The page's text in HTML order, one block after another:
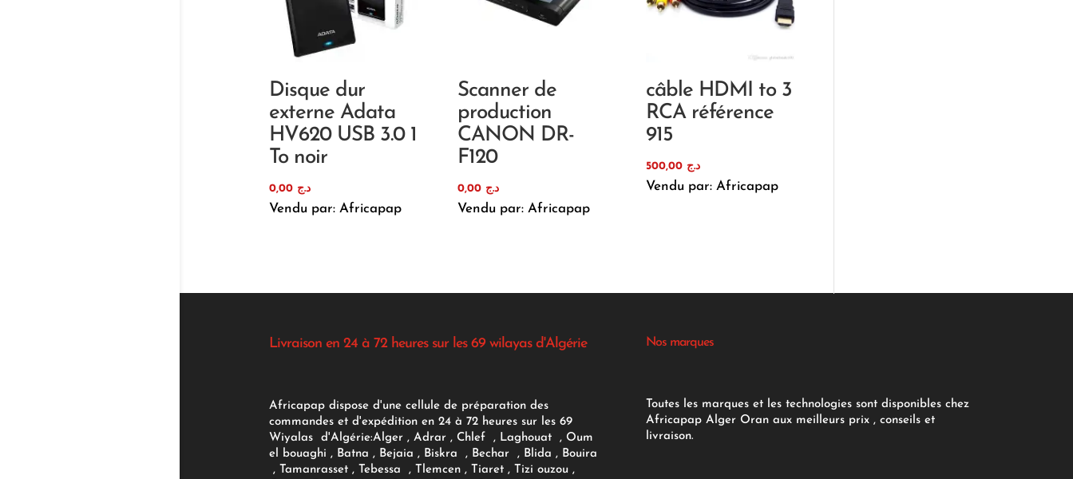
Disque dur
externe Adata
HV620 USB 3.0 1
To noir
د.ج 0,00
Vendu par: Africapap
Scanner de
production
CANON DR-
F120
د.ج 0,00
Vendu par: Africapap
câble HDMI to 3
RCA référence
915
د.ج
Vendu par: Africapap
Livraison en 24 à 72 heures sur les 69 wilayas d'Algérie
Africapap dispose d'une cellule de préparation des
commandes et d'expédition en 24 à 72 heures sur les 69
Wiyalas d'Algérie:Alger , Adrar, Chlef , Laghouat , Oum
el bouaghi , Batna , Bejaia , Biskra , Bechar , Blida , Bouira
, Tamanrasset , Tebessa , Tlemcen , Tiaret , Tizi ouzou ,
Nos marques
Toutes les marques et les technologies sont disponibles chez
Africapap Alger Oran aux meilleurs prix , conseils et
livraison.